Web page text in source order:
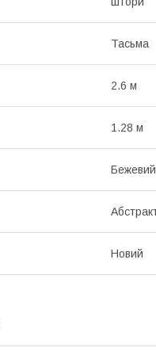
Тасьма
2.6 м
1.28 м
Бежевий
Новий